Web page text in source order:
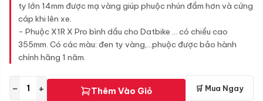
ty lớn 14mm được mạ vàng giúp phuộc nhún đầm hơn và cứng
cáp khi lên xe.
- Phuộc X1R X Pro bình dầu cho Datbike ... có chiều cao
355mm. Có các màu: đen ty vàng,...phuộc được bảo hành
chính hãng 1 năm.
− + Thêm Vào Giỏ 🛒 Mua Ngay